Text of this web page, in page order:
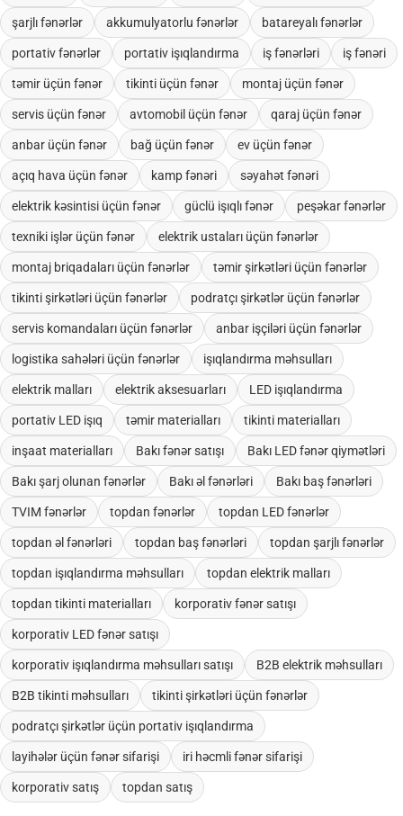
şarjlı fənərlər akkumulyatorlu fənərlər batareyalı fənərlər
portativ fənərlər portativ işıqlandırma iş fənərləri iş fənəri
təmir üçün fənər tikinti üçün fənər montaj üçün fənər
servis üçün fənər avtomobil üçün fənər qaraj üçün fənər
anbar üçün fənər bağ üçün fənər ev üçün fənər
açıq hava üçün fənər kamp fənəri səyahət fənəri
elektrik kəsintisi üçün fənər güclü işıqlı fənər peşəkar fənərlər
texniki işlər üçün fənər elektrik ustaları üçün fənərlər
montaj briqadaları üçün fənərlər təmir şirkətləri üçün fənərlər
tikinti şirkətləri üçün fənərlər podratçı şirkətlər üçün fənərlər
servis komandaları üçün fənərlər anbar işçiləri üçün fənərlər
logistika sahələri üçün fənərlər işıqlandırma məhsulları
elektrik malları elektrik aksesuarları LED işıqlandırma
portativ LED işıq təmir materialları tikinti materialları
inşaat materialları Bakı fənər satışı Bakı LED fənər qiymətləri
Bakı şarj olunan fənərlər Bakı əl fənərləri Bakı baş fənərləri
TVIM fənərlər topdan fənərlər topdan LED fənərlər
topdan əl fənərləri topdan baş fənərləri topdan şarjlı fənərlər
topdan işıqlandırma məhsulları topdan elektrik malları
topdan tikinti materialları korporativ fənər satışı
korporativ LED fənər satışı
korporativ işıqlandırma məhsulları satışı B2B elektrik məhsulları
B2B tikinti məhsulları tikinti şirkətləri üçün fənərlər
podratçı şirkətlər üçün portativ işıqlandırma
layihələr üçün fənər sifarişi iri həcmli fənər sifarişi
korporativ satış topdan satış